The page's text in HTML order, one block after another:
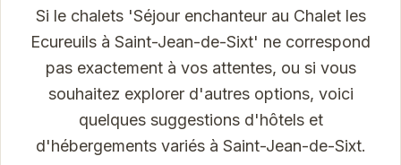
Si le chalets 'Séjour enchanteur au Chalet les
Ecureuils à Saint-Jean-de-Sixt' ne correspond
pas exactement à vos attentes, ou si vous
souhaitez explorer d'autres options, voici
quelques suggestions d'hôtels et
d'hébergements variés à Saint-Jean-de-Sixt.